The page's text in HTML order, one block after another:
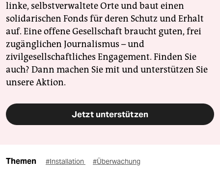
linke, selbstverwaltete Orte und baut einen
solidarischen Fonds für deren Schutz und Erhalt
auf. Eine offene Gesellschaft braucht guten, frei
zugänglichen Journalismus – und
zivilgesellschaftliches Engagement. Finden Sie
auch? Dann machen Sie mit und unterstützen Sie
unsere Aktion.
Jetzt unterstützen
Themen #Installation #Überwachung